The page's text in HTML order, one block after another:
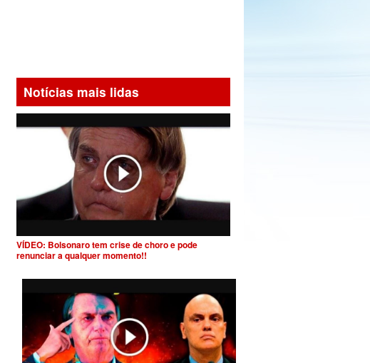
Notícias mais lidas
VÍDEO: Bolsonaro tem crise de choro e pode
renunciar a qualquer momento!!